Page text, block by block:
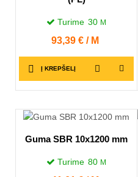
Turime 30 M
Kaina
93,39 € / M
Į KREPŠELĮ
Guma SBR 10x1200 mm
Turime 80 M